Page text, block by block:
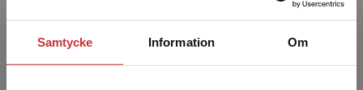
Samtycke Information Om
bland annat en bakgrund som
universitetsadjunkt i psykologi vid